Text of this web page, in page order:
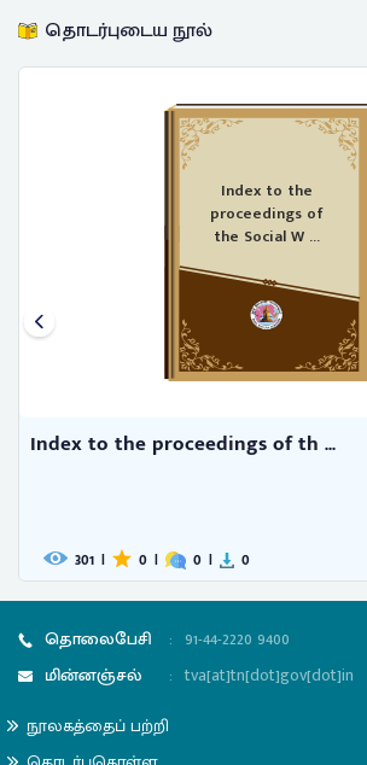
தொடர்புடைய நூல்
Index to the
proceedings of
the Social W ...
Index to the proceedings of th ...
301 | 0 | 0 | 0
தொலைபேசி : 91-44-2220 9400
மின்னஞ்சல்
: tva[at]tn[dot]gov[dot]in
நூலகத்தைப் பற்றி